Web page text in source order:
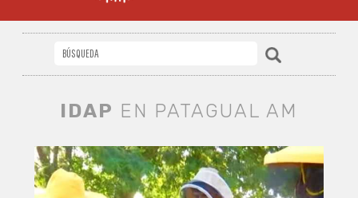
IDAP EN PATAGUAL AM